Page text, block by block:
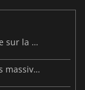
Assassin’s Creed Shadows : vers une sortie sur la Switch 2 ?
Steam TPS Fest 2025 : réductions et ventes massives en ligne